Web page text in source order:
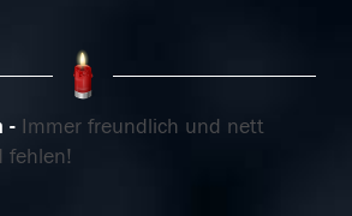
Immer freundlich und nett
fehlen!